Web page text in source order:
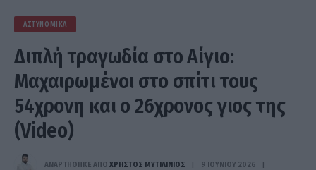
ΑΣΤΥΝΟΜΙΚΆ
Διπλή τραγωδία στο Αίγιο:
Μαχαιρωμένοι στο σπίτι τους
54χρονη και ο 26χρονος γιος της
(Video)
ΑΝΑΡΤΗΘΗΚΕ ΑΠΟ ΧΡΉΣΤΟΣ ΜΥΤΙΛΙΝΙΌΣ 9 ΙΟΥΝΊΟΥ 2026